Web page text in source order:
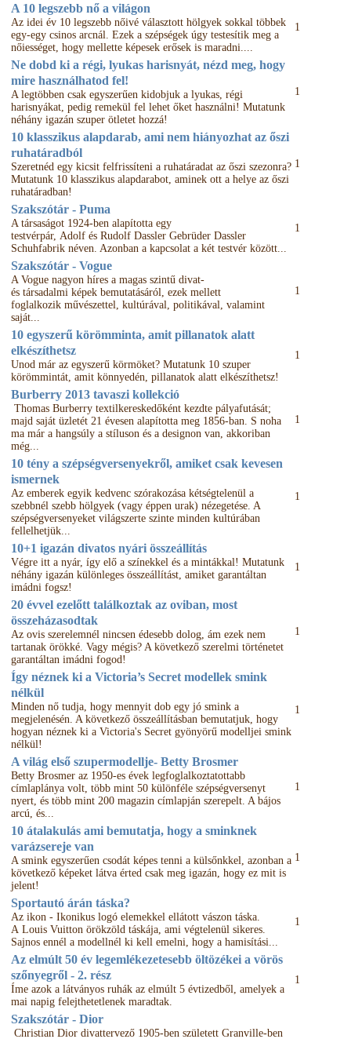
A 10 legszebb nő a világon
Az idei év 10 legszebb nőivé választott hölgyek sokkal többek
egy-egy csinos arcnál. Ezek a szépségek úgy testesítik meg a
nőiességet, hogy mellette képesek erősek is maradni....
1
Ne dobd ki a régi, lyukas harisnyát, nézd meg, hogy
mire használhatod fel!
A legtöbben csak egyszerűen kidobjuk a lyukas, régi
harisnyákat, pedig remekül fel lehet őket használni! Mutatunk
néhány igazán szuper ötletet hozzá!
1
10 klasszikus alapdarab, ami nem hiányozhat az őszi
ruhatáradból
Szeretnéd egy kicsit felfrissíteni a ruhatáradat az őszi szezonra?
Mutatunk 10 klasszikus alapdarabot, aminek ott a helye az őszi
ruhatáradban!
1
Szakszótár - Puma
A társaságot 1924-ben alapította egy
testvérpár, Adolf és Rudolf Dassler Gebrüder Dassler
Schuhfabrik néven. Azonban a kapcsolat a két testvér között...
1
Szakszótár - Vogue
A Vogue nagyon híres a magas szintű divat-
és társadalmi képek bemutatásáról, ezek mellett
foglalkozik művészettel, kultúrával, politikával, valamint
saját...
1
10 egyszerű körömminta, amit pillanatok alatt
elkészíthetsz
Unod már az egyszerű körmöket? Mutatunk 10 szuper
körömmintát, amit könnyedén, pillanatok alatt elkészíthetsz!
1
Burberry 2013 tavaszi kollekció
Thomas Burberry textilkereskedőként kezdte pályafutását;
majd saját üzletét 21 évesen alapította meg 1856-ban. S noha
ma már a hangsúly a stíluson és a designon van, akkoriban
még...
1
10 tény a szépségversenyekről, amiket csak kevesen
ismernek
Az emberek egyik kedvenc szórakozása kétségtelenül a
szebbnél szebb hölgyek (vagy éppen urak) nézegetése. A
szépségversenyeket világszerte szinte minden kultúrában
fellelhetjük...
1
10+1 igazán divatos nyári összeállítás
Végre itt a nyár, így elő a színekkel és a mintákkal! Mutatunk
néhány igazán különleges összeállítást, amiket garantáltan
imádni fogsz!
1
20 évvel ezelőtt találkoztak az oviban, most
összeházasodtak
Az ovis szerelemnél nincsen édesebb dolog, ám ezek nem
tartanak örökké. Vagy mégis? A következő szerelmi történetet
garantáltan imádni fogod!
1
Így néznek ki a Victoria’s Secret modellek smink
nélkül
Minden nő tudja, hogy mennyit dob egy jó smink a
megjelenésén. A következő összeállításban bemutatjuk, hogy
hogyan néznek ki a Victoria's Secret gyönyörű modelljei smink
nélkül!
1
A világ első szupermodellje- Betty Brosmer
Betty Brosmer az 1950-es évek legfoglalkoztatottabb
címlaplánya volt, több mint 50 különféle szépségversenyt
nyert, és több mint 200 magazin címlapján szerepelt. A bájos
arcú, és...
1
10 átalakulás ami bemutatja, hogy a sminknek
varázsereje van
A smink egyszerűen csodát képes tenni a külsőnkkel, azonban a
következő képeket látva érted csak meg igazán, hogy ez mit is
jelent!
1
Sportautó árán táska?
Az ikon - Ikonikus logó elemekkel ellátott vászon táska.
A Louis Vuitton örökzöld táskája, ami végtelenül sikeres.
Sajnos ennél a modellnél ki kell emelni, hogy a hamisítási...
1
Az elmúlt 50 év legemlékezetesebb öltözékei a vörös
szőnyegről - 2. rész
Íme azok a látványos ruhák az elmúlt 5 évtizedből, amelyek a
mai napig felejthetetlenek maradtak.
1
Szakszótár - Dior
Christian Dior divattervező 1905-ben született Granville-ben